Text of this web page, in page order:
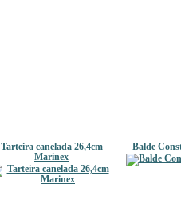
Tarteira canelada 26,4cm
Marinex
Balde